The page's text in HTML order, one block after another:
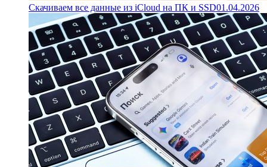
Скачиваем все данные из iCloud на ПК и SSD01.04.2026